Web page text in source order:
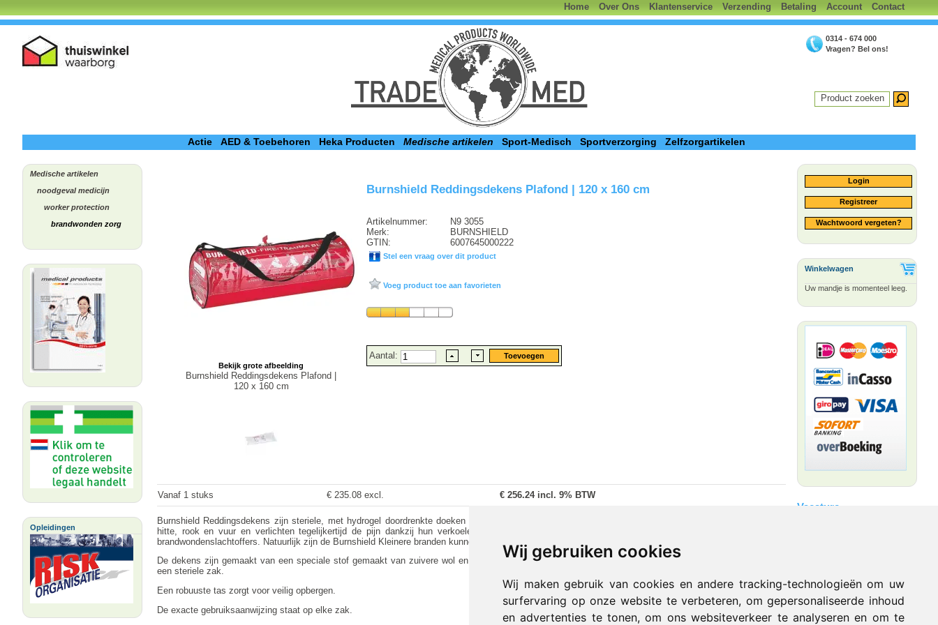
Wij gebruiken cookies
Wij maken gebruik van cookies en andere tracking-technologieën om uw
surfervaring op onze website te verbeteren, om gepersonaliseerde inhoud
en advertenties te tonen, om ons websiteverkeer te analyseren en om te
Home Over Ons Klantenservice Verzending Betaling Account Contact
0314 - 674 000
Vragen? Bel ons!
Product zoeken
Actie AED & Toebehoren Heka Producten Medische artikelen Sport-Medisch Sportverzorging Zelfzorgartikelen
Medische artikelen
noodgeval medicijn
worker protection
brandwonden zorg
Opleidingen
Login
Registreer
Wachtwoord vergeten?
Winkelwagen
Uw mandje is momenteel leeg.
Vacature
Bekijk grote afbeelding
Burnshield Reddingsdekens Plafond |
120 x 160 cm
Burnshield Reddingsdekens Plafond | 120 x 160 cm
Artikelnummer:
Merk:
GTIN:
N9 3055
BURNSHIELD
6007645000222
Stel een vraag over dit product
Voeg product toe aan favorieten
Aantal:
Vanaf 1 stuks € 235.08 excl. € 256.24incl. 9% BTW
Burnshield Reddingsdekens zijn steriele, met hydrogel doordrenkte doeken voor het redden van mensen uit gevaarlijke gebieden. Ze beschermen tegen
hitte, rook en vuur en verlichten tegelijkertijd de pijn dankzij hun verkoelende werking. Dit zorgt voor een snelle redding en eerste behandeling van
brandwondenslachtoffers. Natuurlijk zijn de Burnshield Kleinere branden kunnen ook worden geblust met een reddingsdeken.
De dekens zijn gemaakt van een speciale stof gemaakt van zuivere wol en geïmpregneerd met Hydrogel. Elke reddingsdeken is individueel verzegeld in
een steriele zak.
Een robuuste tas zorgt voor veilig opbergen.
De exacte gebruiksaanwijzing staat op elke zak.